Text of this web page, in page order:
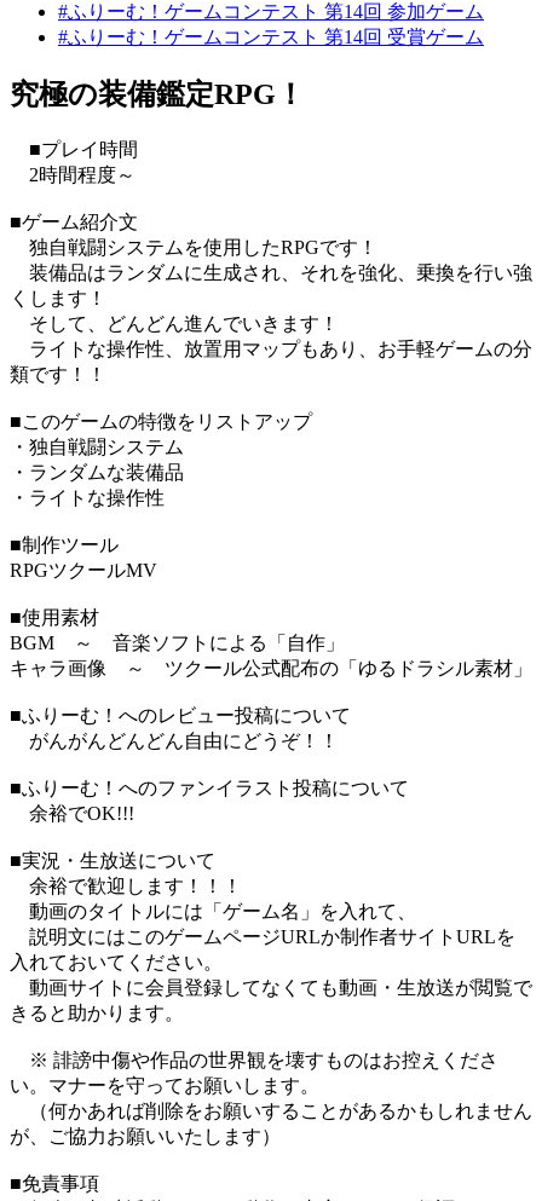
#ふりーむ！ゲームコンテスト 第14回 参加ゲーム
#ふりーむ！ゲームコンテスト 第14回 受賞ゲーム
究極の装備鑑定RPG！
■プレイ時間
2時間程度～
■ゲーム紹介文
独自戦闘システムを使用したRPGです！
装備品はランダムに生成され、それを強化、乗換を行い強
くします！
そして、どんどん進んでいきます！
ライトな操作性、放置用マップもあり、お手軽ゲームの分
類です！！
■このゲームの特徴をリストアップ
・独自戦闘システム
・ランダムな装備品
・ライトな操作性
■制作ツール
RPGツクールMV
■使用素材
BGM ～ 音楽ソフトによる「自作」
キャラ画像 ～ ツクール公式配布の「ゆるドラシル素材」
■ふりーむ！へのレビュー投稿について
がんがんどんどん自由にどうぞ！！
■ふりーむ！へのファンイラスト投稿について
余裕でOK!!!
■実況・生放送について
余裕で歓迎します！！！
動画のタイトルには「ゲーム名」を入れて、
説明文にはこのゲームページURLか制作者サイトURLを
入れておいてください。
動画サイトに会員登録してなくても動画・生放送が閲覧で
きると助かります。
※ 誹謗中傷や作品の世界観を壊すものはお控えくださ
い。マナーを守ってお願いします。
（何かあれば削除をお願いすることがあるかもしれません
が、ご協力お願いいたします）
■免責事項